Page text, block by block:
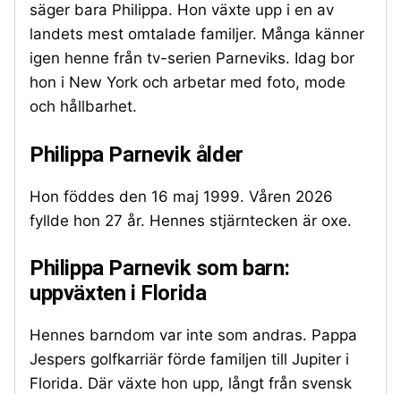
säger bara Philippa. Hon växte upp i en av
landets mest omtalade familjer. Många känner
igen henne från tv-serien Parneviks. Idag bor
hon i New York och arbetar med foto, mode
och hållbarhet.
Philippa Parnevik ålder
Hon föddes den 16 maj 1999. Våren 2026
fyllde hon 27 år. Hennes stjärntecken är oxe.
Philippa Parnevik som barn:
uppväxten i Florida
Hennes barndom var inte som andras. Pappa
Jespers golfkarriär förde familjen till Jupiter i
Florida. Där växte hon upp, långt från svensk